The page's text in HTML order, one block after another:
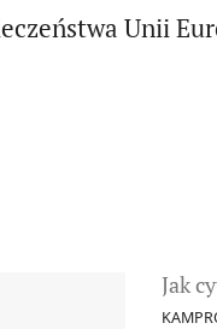
Unii
Jak